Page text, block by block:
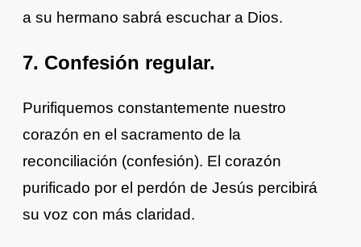
a su hermano sabrá escuchar a Dios.
7. Confesión regular.
Purifiquemos constantemente nuestro
corazón en el sacramento de la
reconciliación (confesión). El corazón
purificado por el perdón de Jesús percibirá
su voz con más claridad.